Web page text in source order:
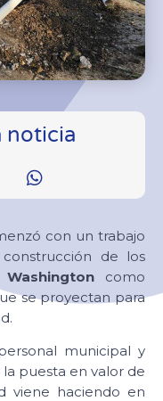
noticia
con un trabajo
de los
como
se proyectan para
municipal y
puesta en valor de
viene haciendo en